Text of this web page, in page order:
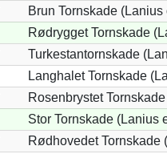
Brun Tornskade (Lanius
Rødrygget Tornskade
Turkestantornskade
Langhalet Tornskade
Rosenbrystet
Stor Tornskade (Lanius
Rødhovedet Tornskade